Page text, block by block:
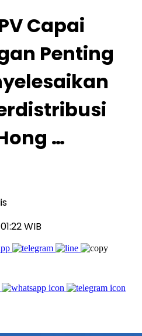
Capai
Penting
…
WIB